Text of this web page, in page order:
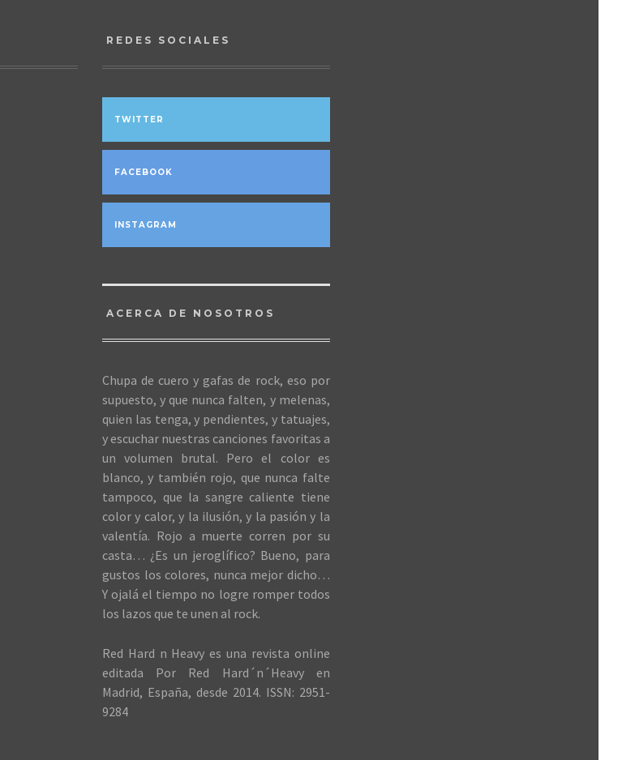
REDES SOCIALES
TWITTER
FACEBOOK
INSTAGRAM
ACERCA DE NOSOTROS
Chupa de cuero y gafas de rock, eso por
supuesto, y que nunca falten, y melenas,
quien las tenga, y pendientes, y tatuajes,
y escuchar nuestras canciones favoritas a
un volumen brutal. Pero el color es
blanco, y también rojo, que nunca falte
tampoco, que la sangre caliente tiene
color y calor, y la ilusión, y la pasión y la
valentía. Rojo a muerte corren por su
casta… ¿Es un jeroglífico? Bueno, para
gustos los colores, nunca mejor dicho…
Y ojalá el tiempo no logre romper todos
los lazos que te unen al rock.
Red Hard n Heavy es una revista online
editada Por Red Hard´n´Heavy en
Madrid, España, desde 2014. ISSN: 2951-
9284